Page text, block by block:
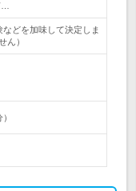
どを加味して決定しま
ん）